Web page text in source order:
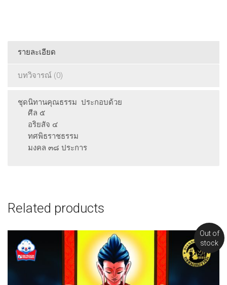
รายละเอียด
บทวิจารณ์ (0)
ชุดนิทานคุณธรรม ประกอบด้วย
ศีล ๕
อริยสัจ ๔
ทศพิธราชธรรม
มงคล ๓๘ ประการ
Related products
Out of
stock